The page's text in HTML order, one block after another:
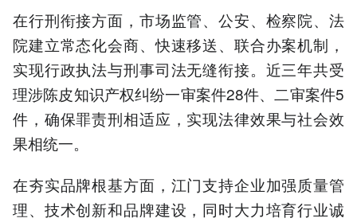
在行刑衔接方面，市场监管、公安、检察院、法
院建立常态化会商、快速移送、联合办案机制，
实现行政执法与刑事司法无缝衔接。近三年共受
理涉陈皮知识产权纠纷一审案件28件、二审案件5
件，确保罪责刑相适应，实现法律效果与社会效
果相统一。
在夯实品牌根基方面，江门支持企业加强质量管
理、技术创新和品牌建设，同时大力培育行业诚